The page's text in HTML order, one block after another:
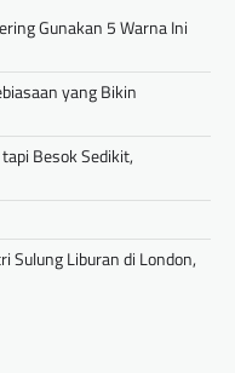
Gunakan 5 Warna Ini
yang Bikin
Besok Sedikit,
Sulung Liburan di London,